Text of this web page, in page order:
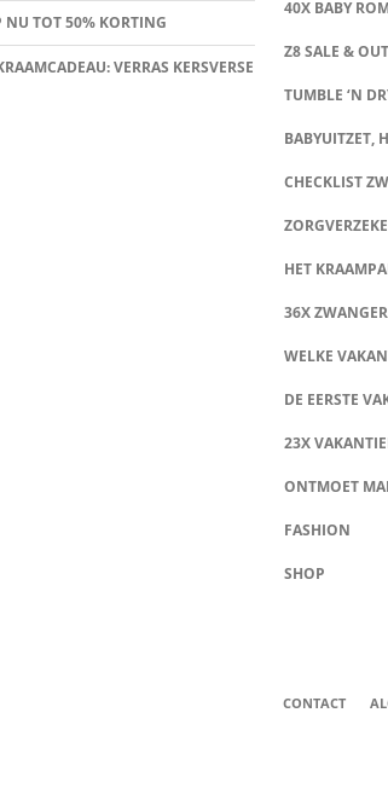
NU TOT 50% KORTING
VERRAS KERSVERSE
40X BABY
Z8 SALE &
TUMBLE ‘N
BABYUITZET,
CHECKLIST
HET
36X
WELKE
DE EERSTE
23X
ONTMOET
FASHION
SHOP
CONTACT